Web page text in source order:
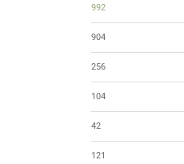
992
904
256
104
42
121